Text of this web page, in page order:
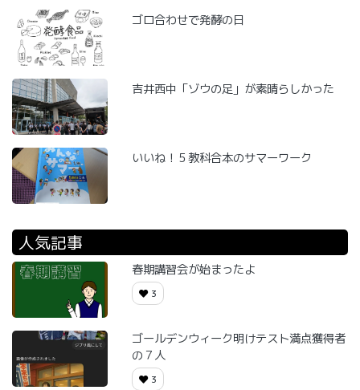
ゴロ合わせで発酵の日
吉井西中「ゾウの足」が素晴らしかった
いいね！５教科合本のサマーワーク
人気記事
春期講習会が始まったよ
3
ゴールデンウィーク明けテスト満点獲得者
の７人
3